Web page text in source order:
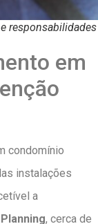
responsabilidades
em
condomínio
instalações
a
, cerca de